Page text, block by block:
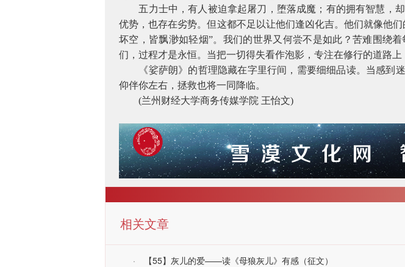
五力士中，有人被迫拿起屠刀，堕落成魔；有的拥有智慧，
优势，也存在劣势。但这都不足以让他们逢凶化吉。他们就像他
坏空，皆飘渺如轻烟”。我们的世界又何尝不是如此？苦难围绕
们，过程才是永恒。当把一切得失看作泡影，专注在修行的道路上
《娑萨朗》的哲理隐藏在字里行间，需要细细品读。当感
仰伴你左右，拯救也将一同降临。
(兰州财经大学商务传媒学院 王怡文)
相关文章
· 【55】灰儿的爱——读《母狼灰儿》有感（征文）